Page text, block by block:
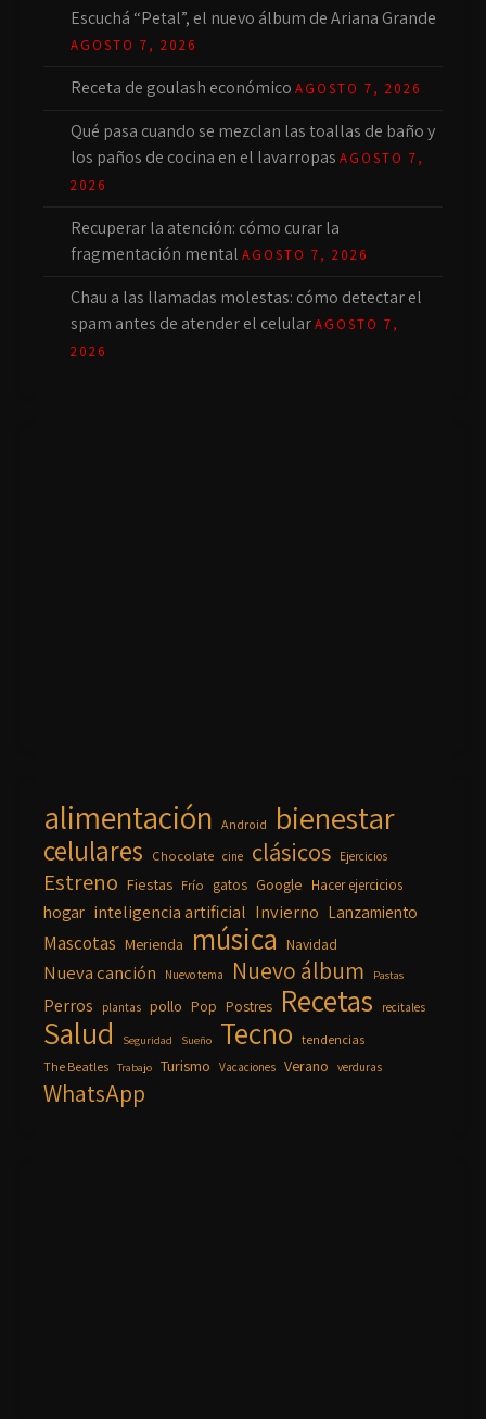
Escuchá “Petal”, el nuevo álbum de Ariana Grande
AGOSTO 7, 2026
Receta de goulash económico AGOSTO 7, 2026
Qué pasa cuando se mezclan las toallas de baño y
los paños de cocina en el lavarropas AGOSTO 7,
2026
Recuperar la atención: cómo curar la
fragmentación mental AGOSTO 7, 2026
Chau a las llamadas molestas: cómo detectar el
spam antes de atender el celularAGOSTO 7,
2026
alimentación Android bienestar
celulares Chocolate cine clásicos Ejercicios
Estreno Fiestas Frío gatos Google Hacer ejercicios
hogar inteligencia artificial Invierno Lanzamiento
Mascotas Merienda música Navidad
Nueva canción Nuevo tema Nuevo álbum Pastas
Perros plantas pollo Pop Postres Recetas recitales
Salud Seguridad Sueño Tecno tendencias
The Beatles Trabajo Turismo Vacaciones Verano verduras
WhatsApp